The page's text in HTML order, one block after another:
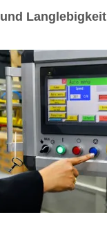
Langlebigkeit